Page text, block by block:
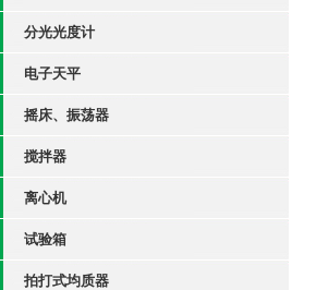
分光光度计
电子天平
摇床、振荡器
搅拌器
离心机
试验箱
拍打式均质器